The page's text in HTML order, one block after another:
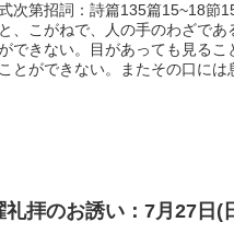
次第招詞：詩篇135篇15~18節
、こがねで、人の手のわざで
できない。目があっても見る
とができない。またその口には
礼拝のお誘い：7月27日(